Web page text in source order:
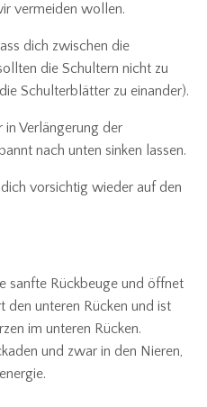
vermeiden wollen.
dich zwischen die
die Schultern nicht zu
Schulterblätter zu einander).
Verlängerung der
nach unten sinken lassen.
vorsichtig wieder auf den
sanfte Rückbeuge und öffnet
den unteren Rücken und ist
im unteren Rücken.
und zwar in den Nieren,